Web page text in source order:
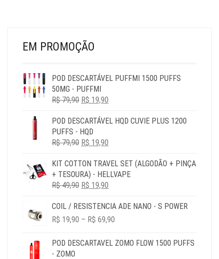
EM PROMOÇÃO
POD DESCARTÁVEL PUFFMI 1500 PUFFS
50MG - PUFFMI
R$79,90 O
ORIGINAL
ERA:
R$ 79,90.
R$ 19,90
ATUAL
POD DESCARTÁVEL HQD CUVIE PLUS 1200
PUFFS - HQD
R$79,90 O
ORIGINAL
ERA:
R$ 79,90.
R$ 19,90
ATUAL
É:
KIT COTTON TRAVEL SET (ALGODÃO + PINÇA
+ TESOURA) - HELLVAPE
R$49,90 O
ORIGINAL
ERA:
R$ 19,90
ATUAL
É:
COIL / RESISTENCIA ADE NANO - S POWER
R$ 19,90 – R$ 69,90
R$ 19,90
POD DESCARTAVEL ZOMO FLOW 1500 PUFFS
- ZOMO